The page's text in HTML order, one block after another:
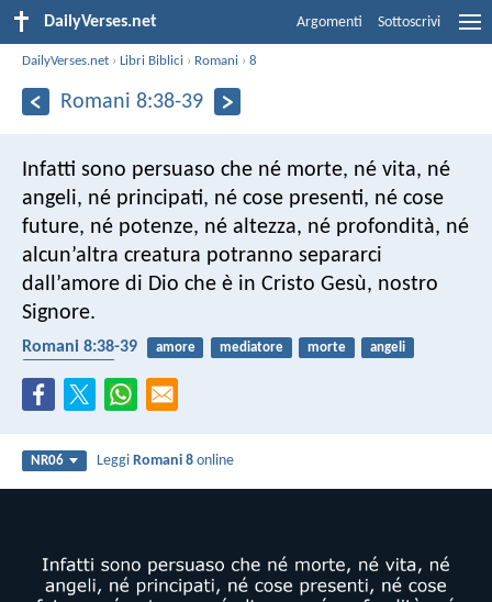
DailyVerses.net Argomenti Sottoscrivi
DailyVerses.net ›Libri Biblici › Romani ›8
Romani 8:38-39
Infatti sono persuaso che né morte, né vita, né
angeli, né principati, né cose presenti, né cose
future, né potenze, né altezza, né profondità, né
alcun’altra creatura potranno separarci
dall’amore di Dio che è in Cristo Gesù, nostro
Signore.
Romani 8:38-39 amore mediatore morte
angeli
NR06 LeggiRomani 8 online